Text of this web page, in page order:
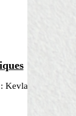
Kevlar et PEHD